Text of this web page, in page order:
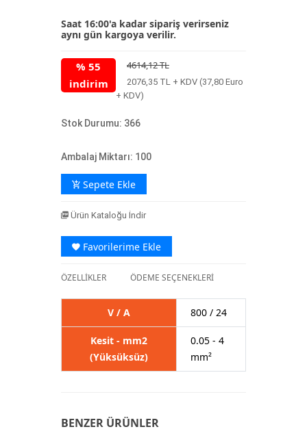
Saat 16:00'a kadar sipariş verirseniz
aynı gün kargoya verilir.
% 55
indirim
4614,12 TL
2076,35 TL + KDV (37,80 Euro
+ KDV)
Stok Durumu: 366
Ambalaj Miktarı: 100
Sepete Ekle
Ürün Kataloğu İndir
Favorilerime Ekle
ÖZELLİKLER ÖDEME SEÇENEKLERİ
V / A 800 / 24
Kesit - mm2
(Yüksüksüz)
0.05 - 4
mm²
BENZER ÜRÜNLER